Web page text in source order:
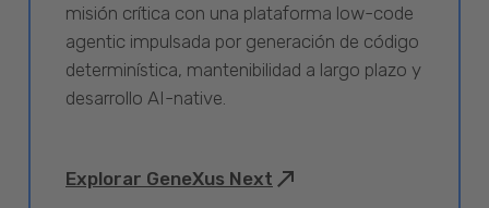
misión crítica con una plataforma low-code
agentic impulsada por generación de código
determinística, mantenibilidad a largo plazo y
desarrollo AI-native.
Explorar GeneXus Next